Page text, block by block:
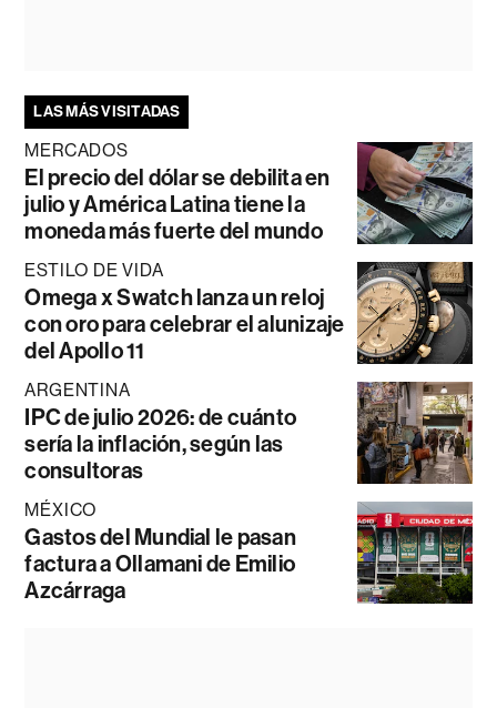
LAS MÁS VISITADAS
MERCADOS
El precio del dólar se debilita en
julio y América Latina tiene la
moneda más fuerte del mundo
ESTILO DE VIDA
Omega x Swatch lanza un reloj
con oro para celebrar el alunizaje
del Apollo 11
ARGENTINA
IPC de julio 2026: de cuánto
sería la inflación, según las
consultoras
MÉXICO
Gastos del Mundial le pasan
factura a Ollamani de Emilio
Azcárraga